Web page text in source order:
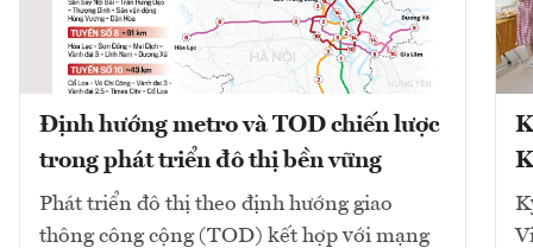
Định hướng metro và TOD chiến lược
trong phát triển đô thị bền vững
Phát triển đô thị theo định hướng giao
thông công cộng (TOD) kết hợp với mạng